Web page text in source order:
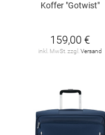
Koffer "Gotwist"
159,00 €
inkl. MwSt. zzgl.Versand